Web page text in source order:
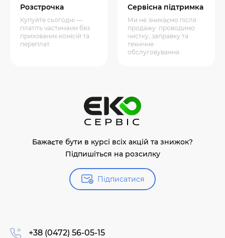
Розстрочка
Купуйте сьогодні —
платіть частинами без
прихованих комісій та
переплат.
Сервісна підтримка
Ми не зникаємо після
продажу: проводимо
чистку, заправку та
технічне
обслуговування
Бажаєте бути в курсі всіх акцій та знижок?
Підпишіться на розсилку
Підписатися
+38 (0472) 56-05-15